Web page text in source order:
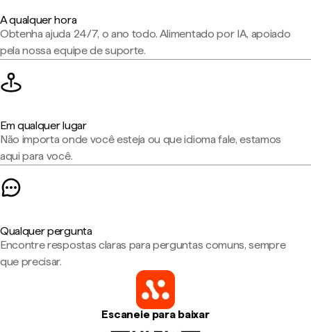
A qualquer hora
Obtenha ajuda 24/7, o ano todo. Alimentado por IA, apoiado
pela nossa equipe de suporte.
Em qualquer lugar
Não importa onde você esteja ou que idioma fale, estamos
aqui para você.
Qualquer pergunta
Encontre respostas claras para perguntas comuns, sempre
que precisar.
Escaneie para baixar